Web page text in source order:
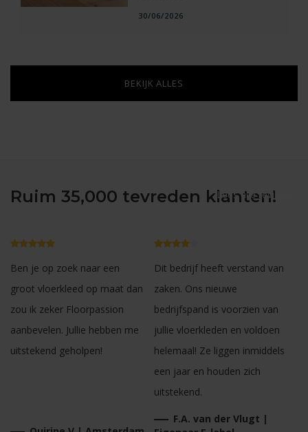
organisch en vierkant.
ideale vorm die aansluit bij
jouw woonstijl en de indeling
30/06/2026
BEKIJK ALLES
Ruim 35,000 tevreden klanten!
Lees alle reviews>
Ben je op zoek naar een
groot vloerkleed op maat dan
zou ik zeker Floorpassion
aanbevelen. Jullie hebben me
uitstekend geholpen!
Dit bedrijf heeft verstand van
zaken. Ons nieuwe
bedrijfspand is voorzien van
jullie vloerkleden en voldoen
helemaal! Ze liggen inmiddels
een jaar en houden zich
uitstekend.
F.A. van der Vlugt |